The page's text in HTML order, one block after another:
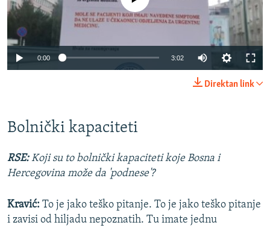
0:00 3:02
Direktan link
Bolnički kapaciteti
RSE:Koji su to bolnički kapaciteti koje Bosna i
Hercegovina može da 'podnese'?
Kravić: To je jako teško pitanje. To je jako teško pitanje
i zavisi od hiljadu nepoznatih. Tu imate jednu